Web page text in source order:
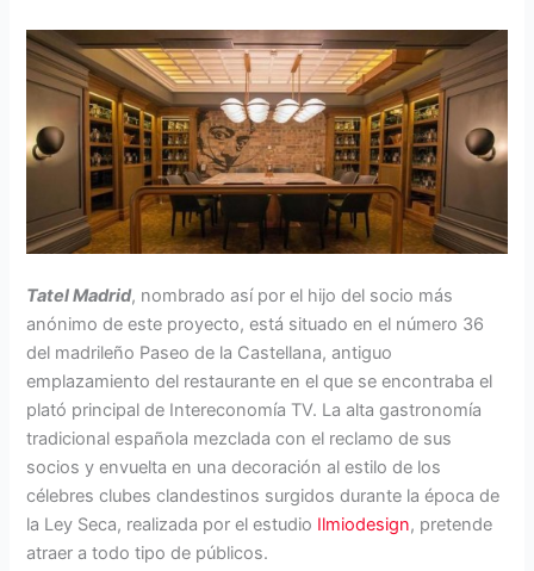
Tatel Madrid, nombrado así por el hijo del socio más
anónimo de este proyecto, está situado en el número 36
del madrileño Paseo de la Castellana, antiguo
emplazamiento del restaurante en el que se encontraba el
plató principal de Intereconomía TV. La alta gastronomía
tradicional española mezclada con el reclamo de sus
socios y envuelta en una decoración al estilo de los
célebres clubes clandestinos surgidos durante la época de
la Ley Seca, realizada por el estudio Ilmiodesign, pretende
atraer a todo tipo de públicos.